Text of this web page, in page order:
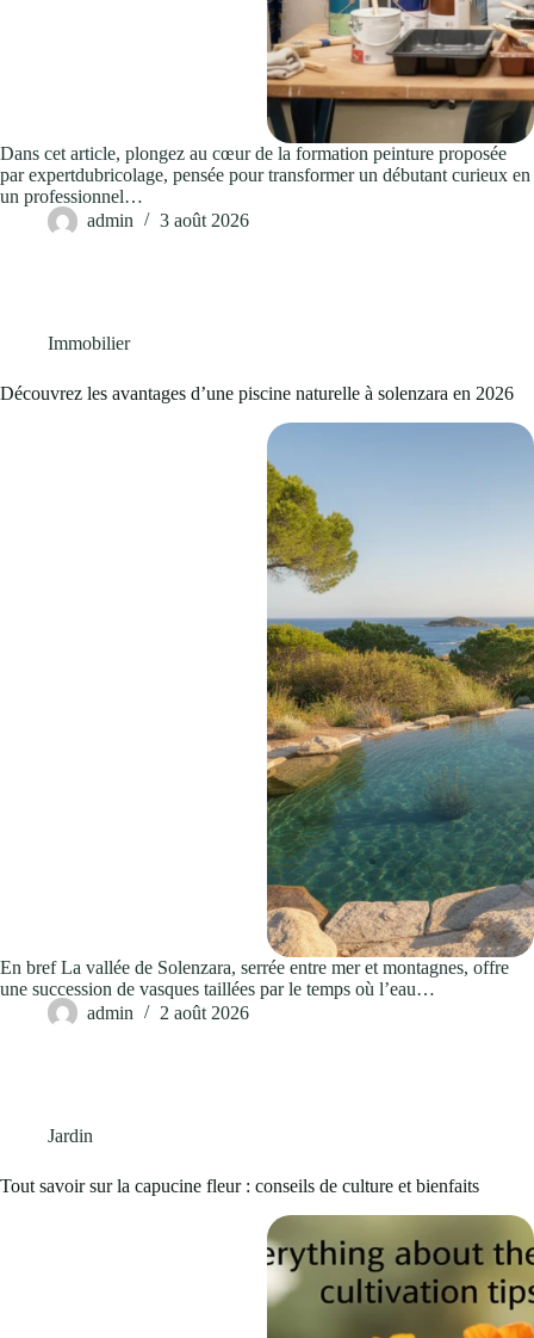
Dans cet article, plongez au cœur de la formation peinture proposée
par expertdubricolage, pensée pour transformer un débutant curieux en
un professionnel…
admin
3 août 2026
Immobilier
Découvrez les avantages d’une piscine naturelle à solenzara en 2026
En bref La vallée de Solenzara, serrée entre mer et montagnes, offre
une succession de vasques taillées par le temps où l’eau…
admin
2 août 2026
Jardin
Tout savoir sur la capucine fleur : conseils de culture et bienfaits